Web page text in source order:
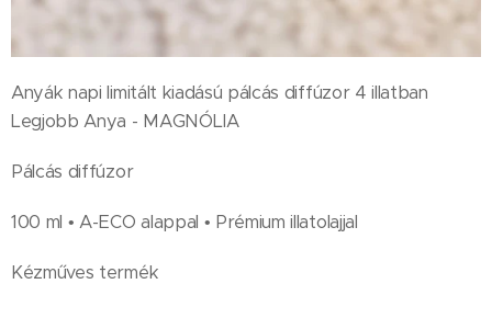
Anyák napi limitált kiadású pálcás diffúzor 4 illatban
Legjobb Anya - MAGNÓLIA
Pálcás diffúzor
100 ml • A-ECO alappal • Prémium illatolajjal
Kézműves termék